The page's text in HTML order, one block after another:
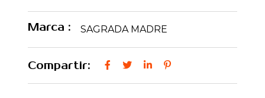
Marca : SAGRADA MADRE
Compartir: